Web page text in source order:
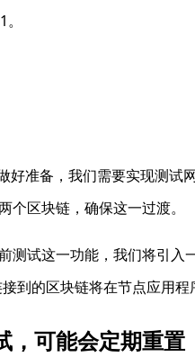
好准备，我们需要实现测
个区块链，确保这一过渡。
测试这一功能，我们将引
到的区块链将在节点应用
，可能会定期重置